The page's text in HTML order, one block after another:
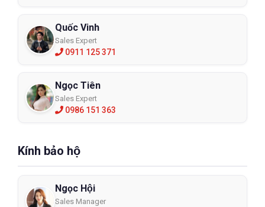
Quốc Vinh
Sales Expert
0911 125 371
Ngọc Tiên
Sales Expert
0986 151 363
Kính bảo hộ
Ngọc Hội
Sales Manager